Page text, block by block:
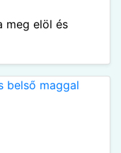
meg elöl és